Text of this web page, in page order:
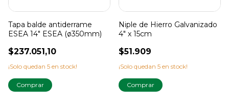
Tapa balde antiderrame
ESEA 14" ESEA (ø350mm)
$237.051,10
¡Solo quedan 5 en stock!
Niple de Hierro Galvanizado
4" x 15cm
$51.909
¡Solo quedan 5 en stock!